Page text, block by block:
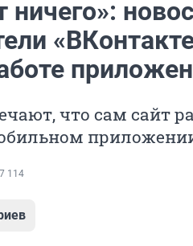
ничего»:
что сам сайт
7 114